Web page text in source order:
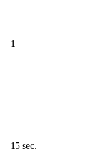
1
15 sec.